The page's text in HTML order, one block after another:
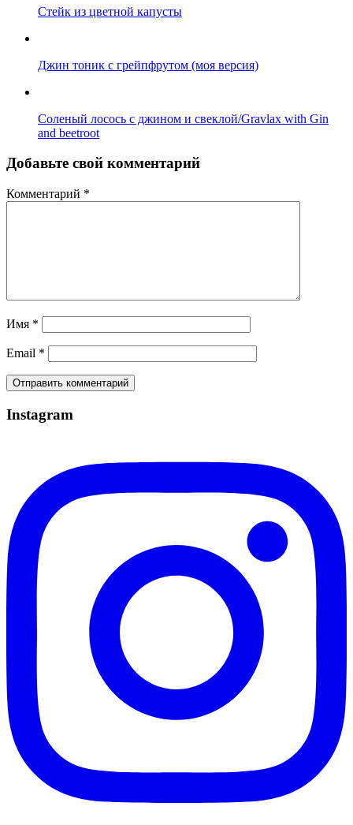
Стейк из цветной капусты
Джин тоник с грейпфрутом (моя версия)
Соленый лосось с джином и свеклой/Gravlax with Gin
and beetroot
Добавьте свой комментарий
Комментарий *
Имя *
Email *
Instagram